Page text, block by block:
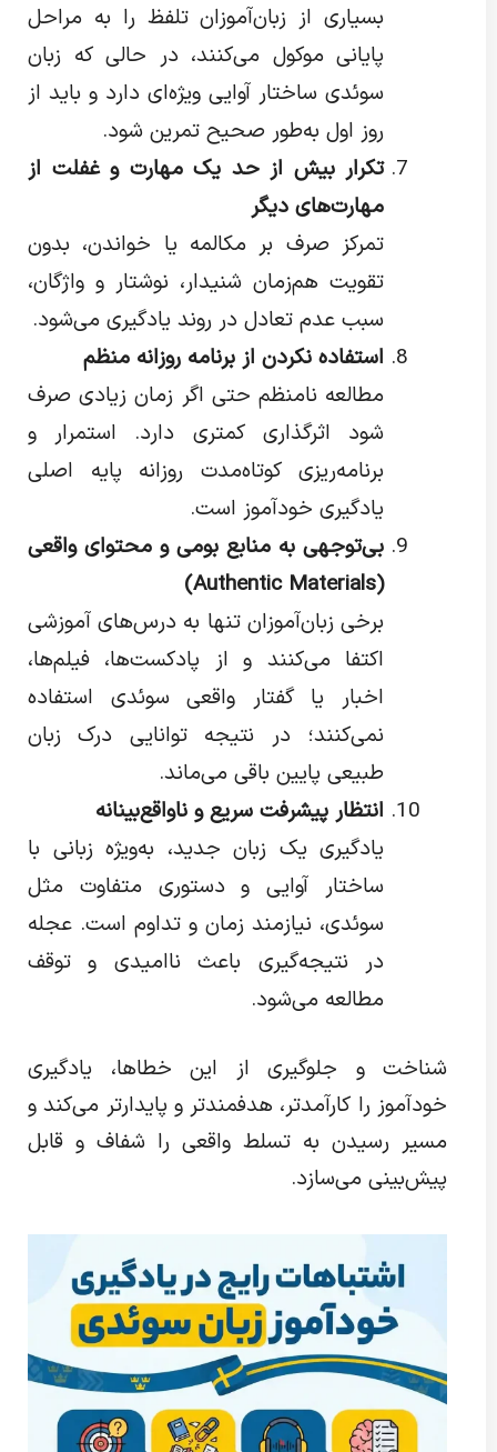
بسیاری از زبان‌آموزان تلفظ را به مراحل
پایانی موکول می‌کنند، در حالی که زبان
سوئدی ساختار آوایی ویژه‌ای دارد و باید از
روز اول به‌طور صحیح تمرین شود.
تکرار بیش از حد یک مهارت و غفلت از
مهارت‌های دیگر
تمرکز صرف بر مکالمه یا خواندن، بدون
تقویت هم‌زمان شنیدار، نوشتار و واژگان،
سبب عدم تعادل در روند یادگیری می‌شود.
استفاده نکردن از برنامه روزانه منظم
مطالعه نامنظم حتی اگر زمان زیادی صرف
شود اثرگذاری کمتری دارد. استمرار و
برنامه‌ریزی کوتاه‌مدت روزانه پایه اصلی
یادگیری خودآموز است.
بی‌توجهی به منابع بومی و محتوای واقعی
برخی زبان‌آموزان تنها به درس‌های آموزشی
اکتفا می‌کنند و از پادکست‌ها، فیلم‌ها،
اخبار یا گفتار واقعی سوئدی استفاده
نمی‌کنند؛ در نتیجه توانایی درک زبان
طبیعی پایین باقی می‌ماند.
انتظار پیشرفت سریع و ناواقع‌بینانه
یادگیری یک زبان جدید، به‌ویژه زبانی با
ساختار آوایی و دستوری متفاوت مثل
سوئدی، نیازمند زمان و تداوم است. عجله
در نتیجه‌گیری باعث ناامیدی و توقف
مطالعه می‌شود.
شناخت و جلوگیری از این خطاها، یادگیری
خودآموز را کارآمدتر، هدفمندتر و پایدارتر می‌کند و
مسیر رسیدن به تسلط واقعی را شفاف و قابل
پیش‌بینی می‌سازد.